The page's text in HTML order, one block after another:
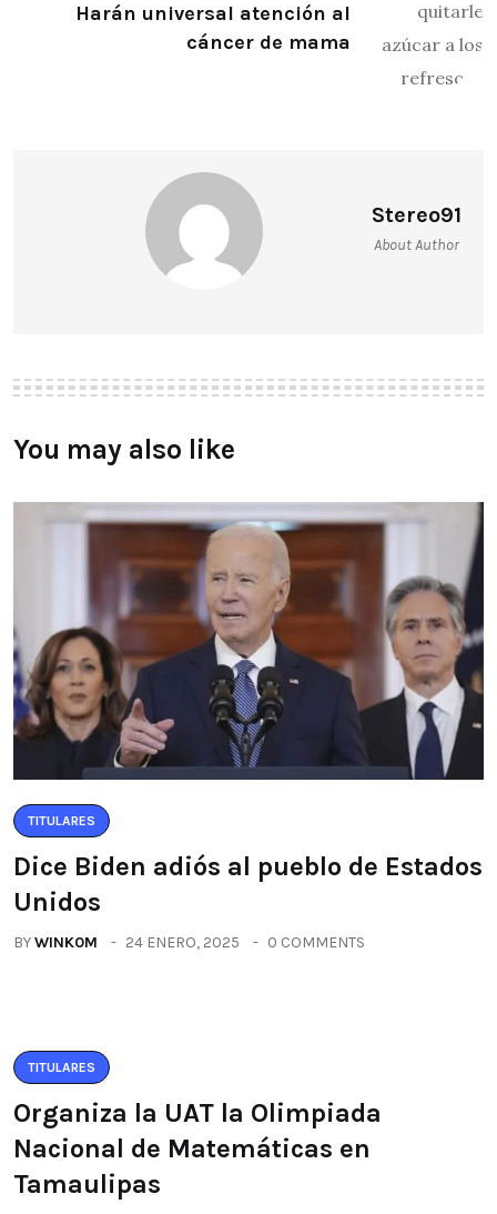
Harán universal atención al
cáncer de mama
Stereo91
About Author
You may also like
TITULARES
Dice Biden adiós al pueblo de Estados
Unidos
BYWINK0M 24 ENERO, 2025 0 COMMENTS
TITULARES
Organiza la UAT la Olimpiada
Nacional de Matemáticas en
Tamaulipas